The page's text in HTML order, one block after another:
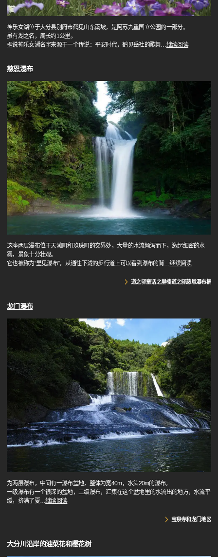
神乐女湖位于大分县别府市鹤见山东南坡，是阿苏九重国立公园的一部分。
虽有湖之名，周长约1公里。
据说神乐女湖名字来源于一个传说：平安时代，鹤见岳社的歌舞…继续阅读
慈恩瀑布
这座两层瀑布位于天濑町和玖珠町的交界处，大量的水流倾泻而下，激起细密的水
雾，景象十分壮观。
它也被称为“里见瀑布”，从通往下泷的步行道上可以看到瀑布的背…继续阅读
道之驿童话之里楠道之驿慈恩瀑布楠
龙门瀑布
为两层瀑布，中间有一瀑布盆地，整体为宽40m，水头20m的瀑布。
一级瀑布有一个很深的盆地，二级瀑布，汇集在这个盆地里的水流出的地方，水流平
缓，挤满了夏…继续阅读
宝泉寺和龙门地区
大分川沿岸的油菜花和樱花树